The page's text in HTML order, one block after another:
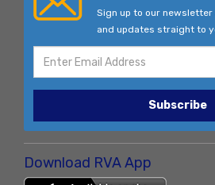
Sign up to our
and updates straight to
Subscribe
Download RVA App